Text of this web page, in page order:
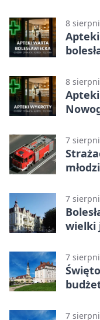
8
8
7
7
wielki
7
7